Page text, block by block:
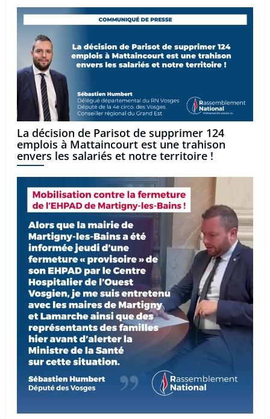
La décision de Parisot de supprimer 124
emplois à Mattaincourt est une trahison
envers les salariés et notre territoire !